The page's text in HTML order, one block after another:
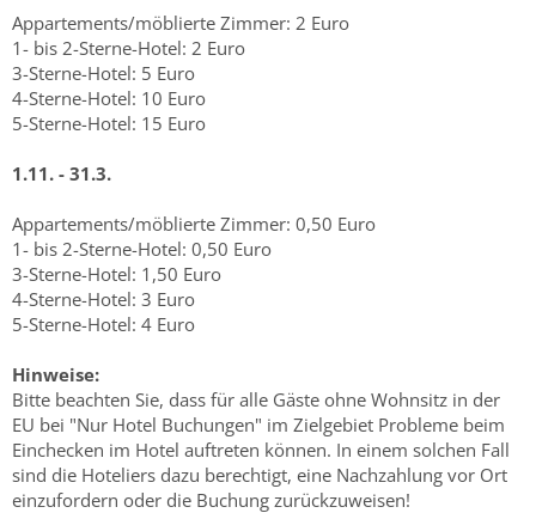
Appartements/möblierte Zimmer: 2 Euro
1- bis 2-Sterne-Hotel: 2 Euro
3-Sterne-Hotel: 5 Euro
4-Sterne-Hotel: 10 Euro
5-Sterne-Hotel: 15 Euro
1.11. - 31.3.
Appartements/möblierte Zimmer: 0,50 Euro
1- bis 2-Sterne-Hotel: 0,50 Euro
3-Sterne-Hotel: 1,50 Euro
4-Sterne-Hotel: 3 Euro
5-Sterne-Hotel: 4 Euro
Hinweise:
Bitte beachten Sie, dass für alle Gäste ohne Wohnsitz in der
EU bei "Nur Hotel Buchungen" im Zielgebiet Probleme beim
Einchecken im Hotel auftreten können. In einem solchen Fall
sind die Hoteliers dazu berechtigt, eine Nachzahlung vor Ort
einzufordern oder die Buchung zurückzuweisen!